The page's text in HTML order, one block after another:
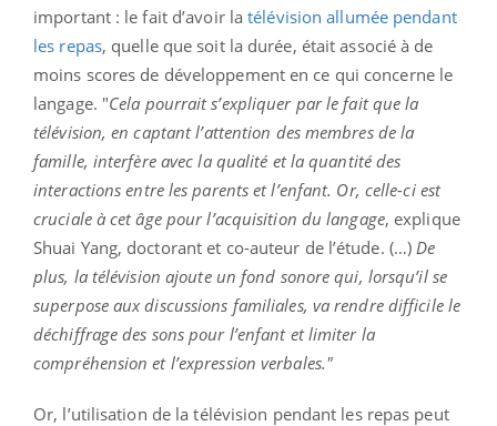
important : le fait d’avoir latélévision allumée pendant
les repas, quelle que soit la durée, était associé à de
moins scores de développement en ce qui concerne le
langage. "Cela pourrait s’expliquer par le fait que la
télévision, en captant l’attention des membres de la
famille, interfère avec la qualité et la quantité des
interactions entre les parents et l’enfant. Or, celle-ci est
cruciale à cet âge pour l’acquisition du langage, explique
Shuai Yang, doctorant et co-auteur de l’étude. (…) De
plus, la télévision ajoute un fond sonore qui, lorsqu’il se
superpose aux discussions familiales, va rendre difficile le
déchiffrage des sons pour l’enfant et limiter la
compréhension et l’expression verbales."
Or, l’utilisation de la télévision pendant les repas peut